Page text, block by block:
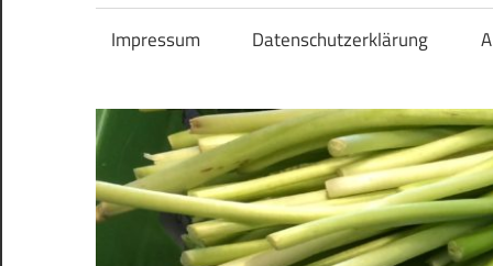
Impressum Datenschutzerklärung